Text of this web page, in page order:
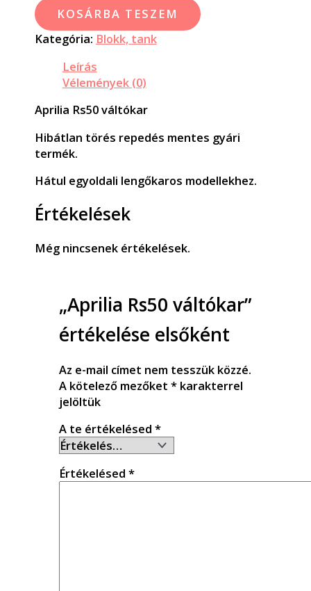
KOSÁRBA TESZEM
Kategória: Blokk, tank
Leírás
Vélemények (0)
Aprilia Rs50 váltókar
Hibátlan törés repedés mentes gyári
termék.
Hátul egyoldali lengőkaros modellekhez.
Értékelések
Még nincsenek értékelések.
„Aprilia Rs50 váltókar”
értékelése elsőként
Az e-mail címet nem tesszük közzé.
A kötelező mezőket *karakterrel
jelöltük
A te értékelésed *
Értékelésed *